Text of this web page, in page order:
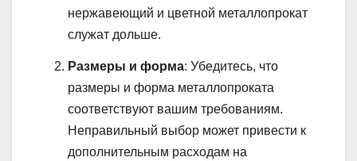
нержавеющий и цветной металлопрокат
служат дольше.
Размеры и форма: Убедитесь, что
размеры и форма металлопроката
соответствуют вашим требованиям.
Неправильный выбор может привести к
дополнительным расходам на